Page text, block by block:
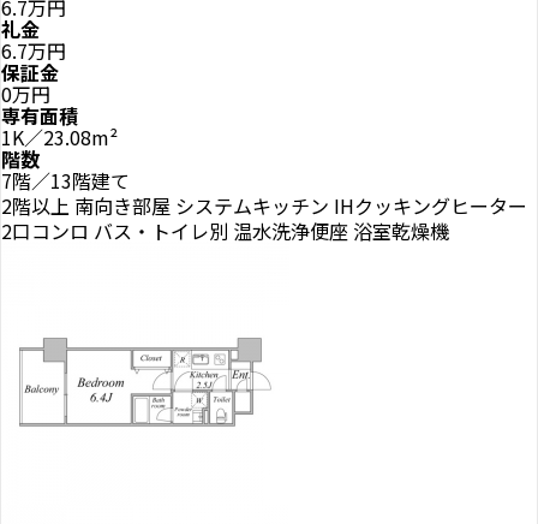
6.7万円
礼金
6.7万円
保証金
0万円
専有面積
1K／23.08m²
階数
7階／13階建て
2階以上 南向き部屋 システムキッチン IHクッキングヒーター
2口コンロ バス・トイレ別 温水洗浄便座 浴室乾燥機